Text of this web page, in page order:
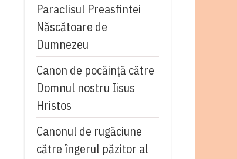
Paraclisul Preasfintei
Născătoare de
Dumnezeu
Canon de pocăință către
Domnul nostru Iisus
Hristos
Canonul de rugăciune
către îngerul păzitor al